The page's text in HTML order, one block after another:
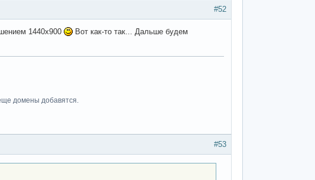
#52
1440х900
Вот как-то так... Дальше будем
домены добавятся.
#53